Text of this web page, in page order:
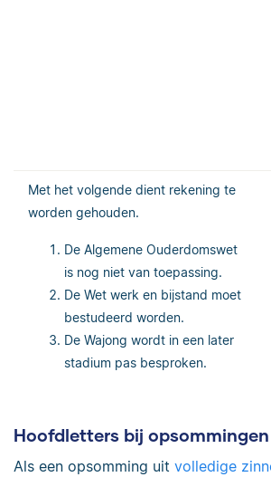
Met het volgende dient rekening te
worden gehouden.
De Algemene Ouderdomswet
is nog niet van toepassing.
De Wet werk en bijstand moet
bestudeerd worden.
De Wajong wordt in een later
stadium pas besproken.
Hoofdletters bij opsommingen
Als een opsomming uit volledige